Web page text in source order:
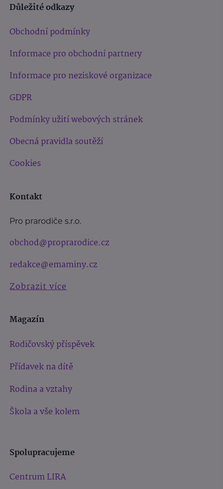
Důležité odkazy
Obchodní podmínky
Informace pro obchodní partnery
Informace pro neziskové organizace
GDPR
Podmínky užití webových stránek
Obecná pravidla soutěží
Cookies
Kontakt
Pro prarodiče s.r.o.
obchod@proprarodice.cz
redakce@emaminy.cz
Zobrazit více
Magazín
Rodičovský příspěvek
Přídavek na dítě
Rodina a vztahy
Škola a vše kolem
Spolupracujeme
Centrum LIRA